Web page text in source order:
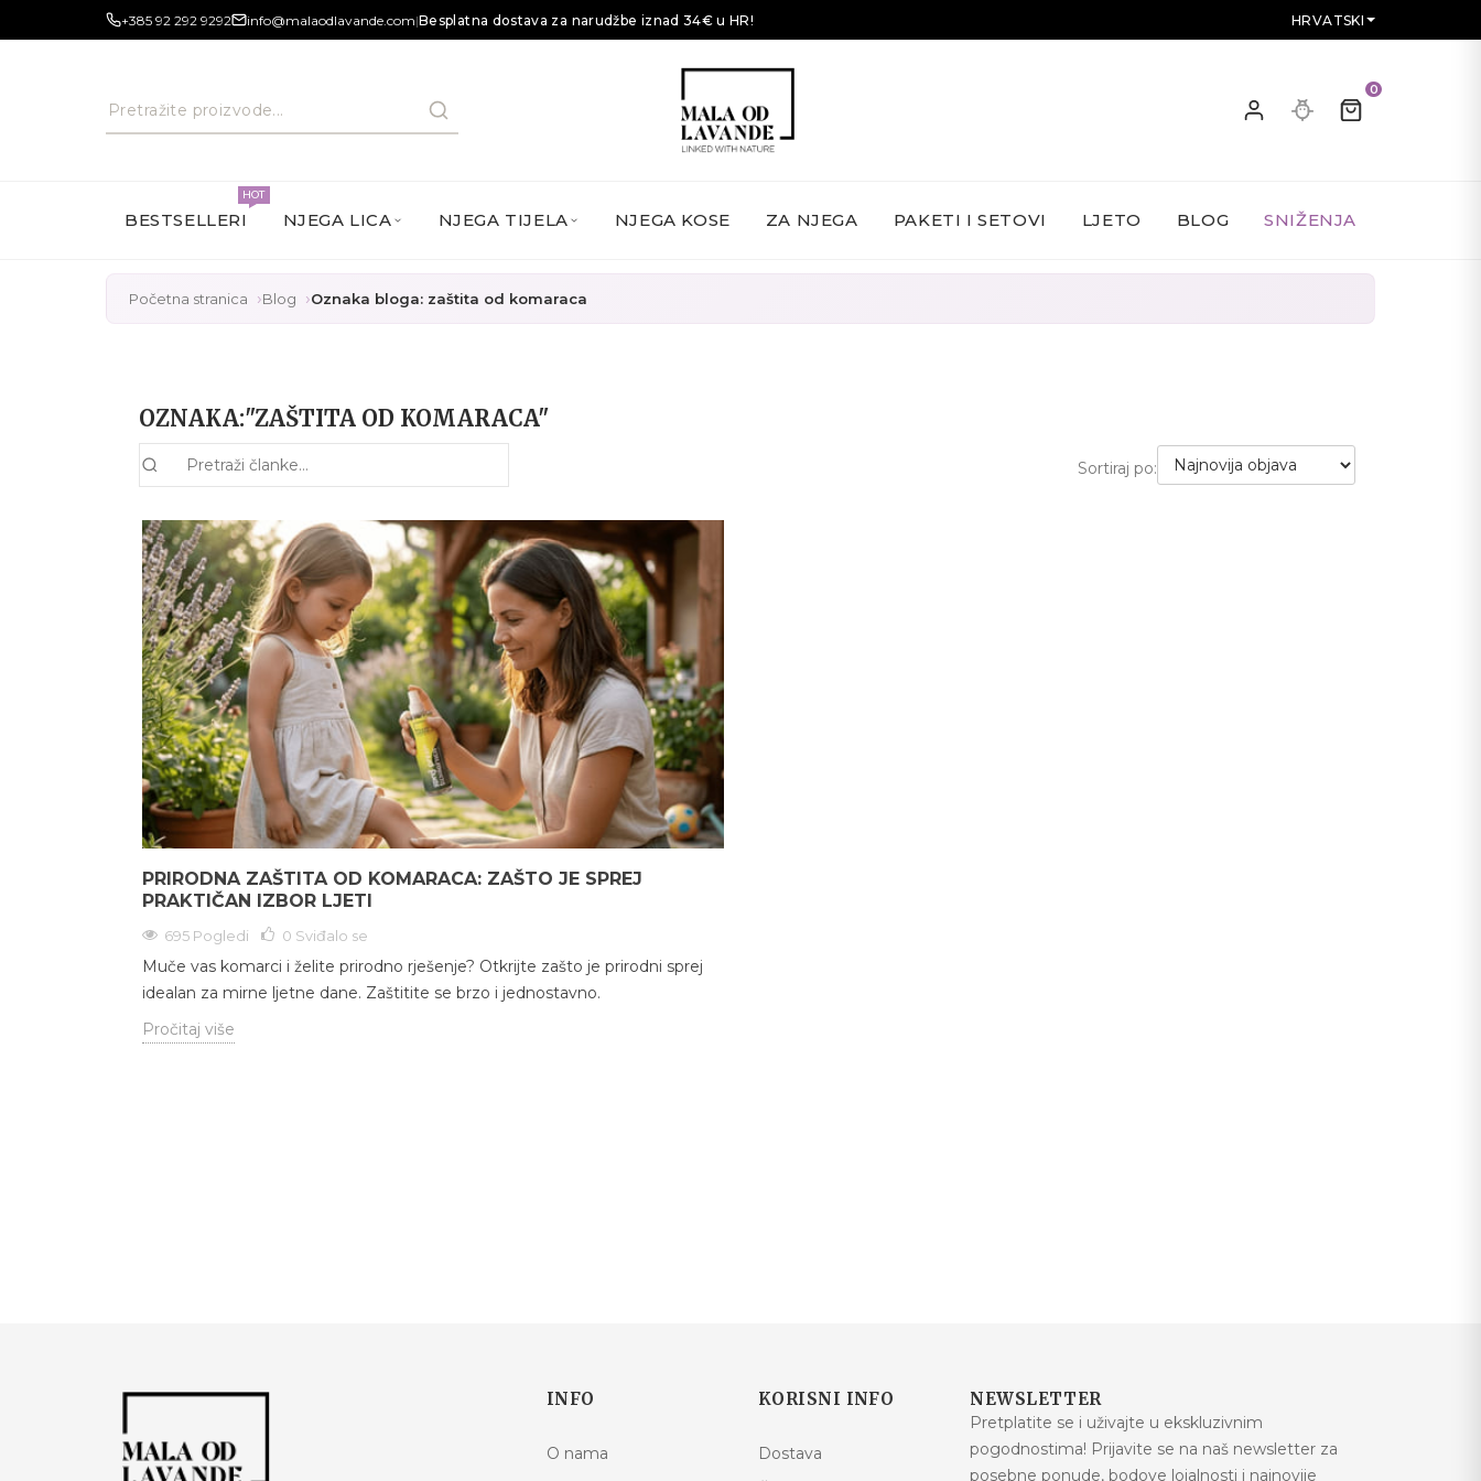
+385 92 292 9292 info@malaodlavande.com|Besplatna dostava za narudžbe iznad 34€ u HR! HRVATSKI
0
BESTSELLERI
HOT
NJEGA LICA NJEGA TIJELA NJEGA KOSE ZA NJEGA PAKETI I SETOVI LJETO BLOG SNIŽENJA
Početna stranica Blog Oznaka bloga: zaštita od komaraca
OZNAKA:"ZAŠTITA OD KOMARACA"
Sortiraj po:
PRIRODNA ZAŠTITA OD KOMARACA: ZAŠTO JE SPREJ
PRAKTIČAN IZBOR LJETI
695 Pogledi 0 Sviđalo se
Muče vas komarci i želite prirodno rješenje? Otkrijte zašto je prirodni sprej
idealan za mirne ljetne dane. Zaštitite se brzo i jednostavno.
Pročitaj više
INFO
O nama
KORISNI INFO
Dostava
NEWSLETTER
Pretplatite se i uživajte u ekskluzivnim
pogodnostima! Prijavite se na naš newsletter za
posebne ponude, bodove lojalnosti i najnovije